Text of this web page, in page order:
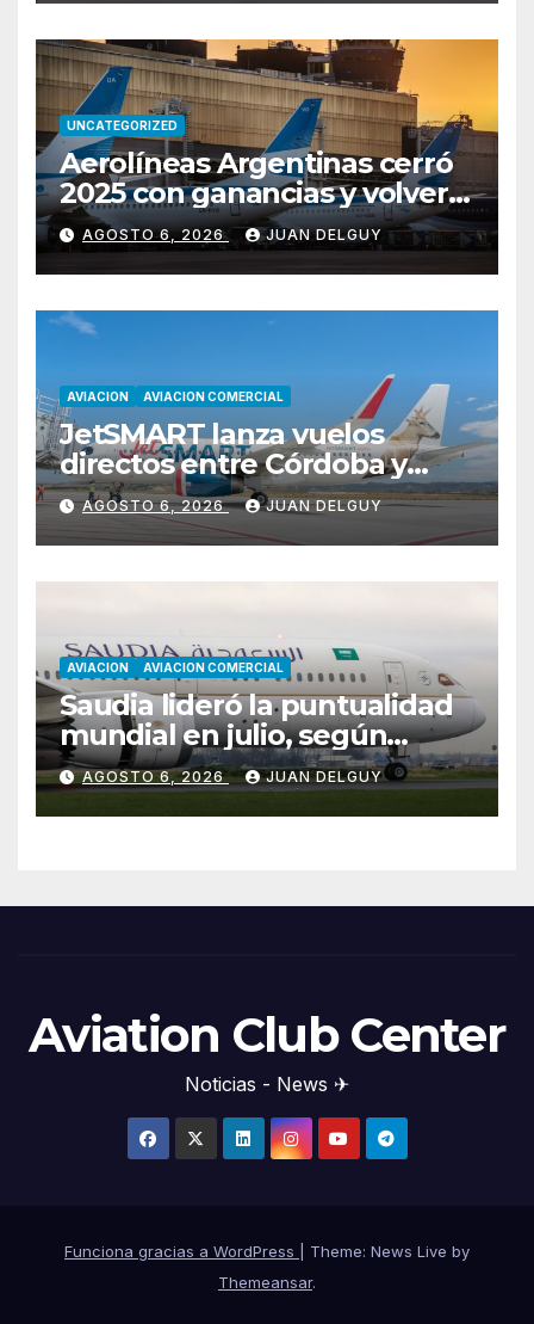
UNCATEGORIZED
Aerolíneas Argentinas cerró
2025 con ganancias y volverá
a pagar impuesto a las
ganancias
AGOSTO 6, 2026 JUAN DELGUY
AVIACION AVIACION COMERCIAL
JetSMART lanza vuelos
directos entre Córdoba y
Florianópolis
AGOSTO 6, 2026 JUAN DELGUY
AVIACION AVIACION COMERCIAL
Saudia lideró la puntualidad
mundial en julio, según
Cirium
AGOSTO 6, 2026 JUAN DELGUY
Aviation Club Center
Noticias - News ✈
Funciona gracias a WordPress
Theme: News Live by
Themeansar.